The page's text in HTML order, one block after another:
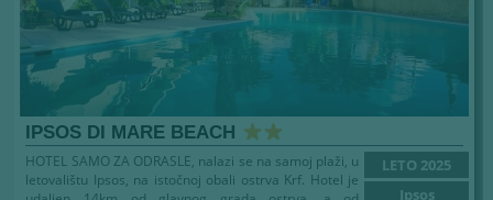
IPSOS DI MARE BEACH
LETO 2025
Ipsos
HOTEL SAMO ZA ODRASLE, nalazi se na samoj plaži, u
letovalištu Ipsos, na istočnoj obali ostrva Krf. Hotel je